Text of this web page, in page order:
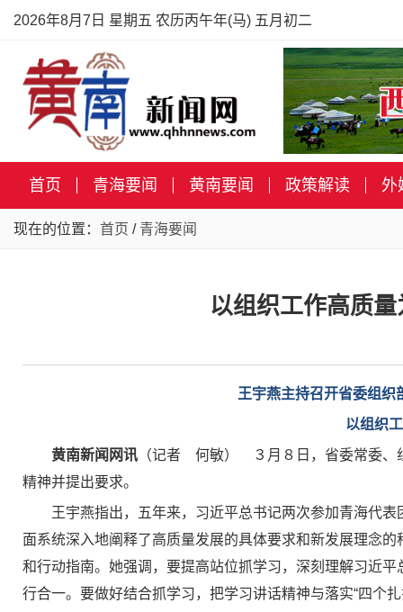
2026年8月7日 星期五 农历丙午年(马) 五月初二
首页 青海要闻 黄南要闻 政策解读 外
现在的位置： 首页 / 青海要闻
以组织工作高质
王宇燕主持召开省委组
以组织
黄南新闻网讯 （记者 何敏） ３月８日，省委常委、
精神并提出要求。
王宇燕指出，五年来，习近平总书记两次参加青海代
面系统深入地阐释了高质量发展的具体要求和新发展理念
和行动指南。她强调，要提高站位抓学习，深刻理解习近
行合一。要做好结合抓学习，把学习讲话精神与落实“四个